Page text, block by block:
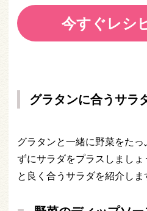
今すぐレシ
グラタンに合うサラ
グラタンと一緒に野菜をた
ずにサラダをプラスしまし
と良く合うサラダを紹介しま